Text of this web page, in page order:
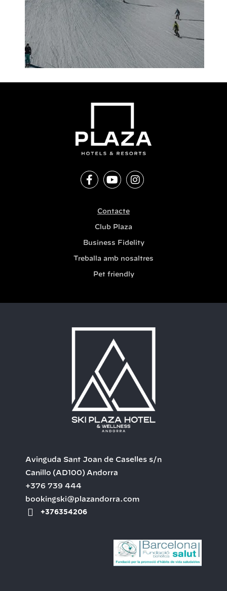
Contacte
Club Plaza
Business Fidelity
Treballa amb nosaltres
Pet friendly
Avinguda Sant Joan de Caselles s/n
Canillo (AD100) Andorra
+376 739 444
bookingski@plazandorra.com
+376354206